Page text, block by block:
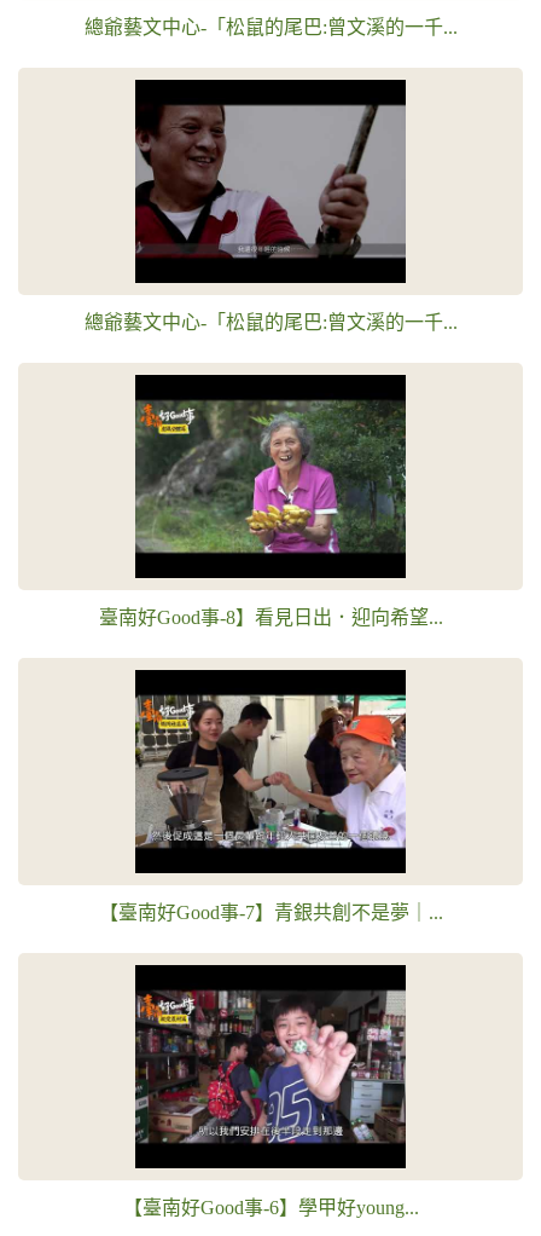
總爺藝文中心-「松鼠的尾巴:曾文溪的一千...
總爺藝文中心-「松鼠的尾巴:曾文溪的一千...
臺南好Good事-8】看見日出．迎向希望...
【臺南好Good事-7】青銀共創不是夢｜...
【臺南好Good事-6】學甲好young...